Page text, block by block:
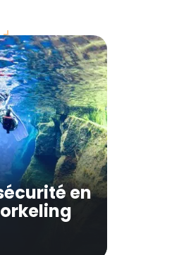
en